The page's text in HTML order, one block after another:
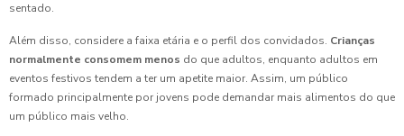
sentado.
Além disso, considere a faixa etária e o perfil dos convidados. Crianças
normalmente consomem menos do que adultos, enquanto adultos em
eventos festivos tendem a ter um apetite maior. Assim, um público
formado principalmente por jovens pode demandar mais alimentos do que
um público mais velho.